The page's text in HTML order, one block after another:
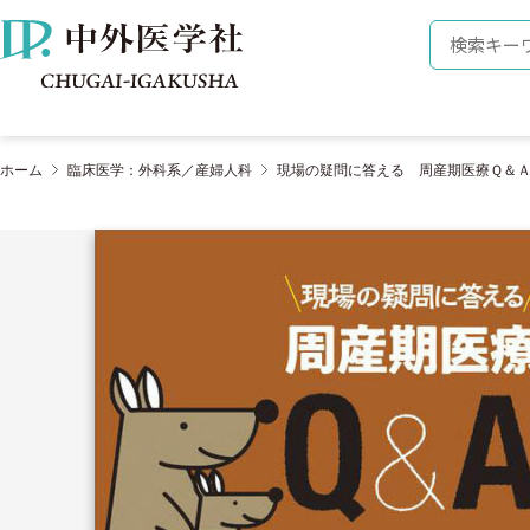
株式会社 中外医学社 検索キーワ
ホーム 臨床医学：外科系／産婦人科 現場の疑問に答える 周産期医療Ｑ＆Ａ